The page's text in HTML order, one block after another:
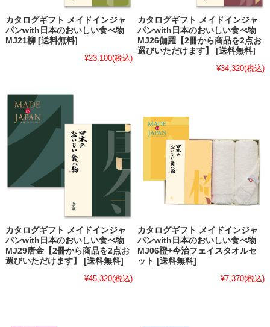
カタログギフト メイドインジャ
パンwith日本のおいしい食べ物
MJ21柳 [送料無料]
¥23,100(税込)
カタログギフト メイドインジャ
パンwith日本のおいしい食べ物
MJ26伽羅【2冊から商品を2点お
選びいただけます】 [送料無料]
¥34,320(税込)
カタログギフト メイドインジャ
パンwith日本のおいしい食べ物
MJ29唐金【2冊から商品を2点お
選びいただけます】 [送料無料]
¥45,320(税込)
カタログギフト メイドインジャ
パンwith日本のおいしい食べ物
MJ06橙+今治フェイスタオルセ
ット [送料無料]
¥7,370(税込)